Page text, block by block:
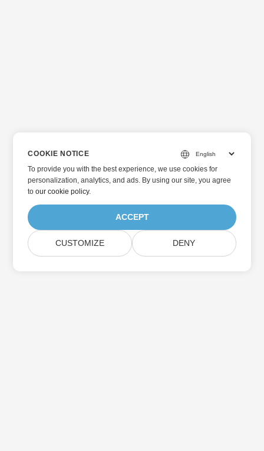
COOKIE NOTICE
To provide you with the best experience, we use cookies for
personalization, analytics, and ads. By using our site, you agree
toour cookie policy.
ACCEPT
CUSTOMIZE DENY